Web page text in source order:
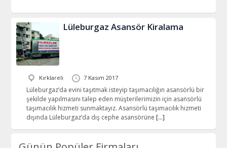
Lüleburgaz Asansör Kiralama
Kırklareli 7 Kasım 2017
Lüleburgaz’da evini taşıtmak isteyip taşımacılığın asansörlü bir
şekilde yapılmasını talep eden müşterilerimizin için asansörlü
taşımacılık hizmeti sunmaktayız. Asansörlü taşımacılık hizmeti
dışında Lüleburgaz’da dış cephe asansörüne […]